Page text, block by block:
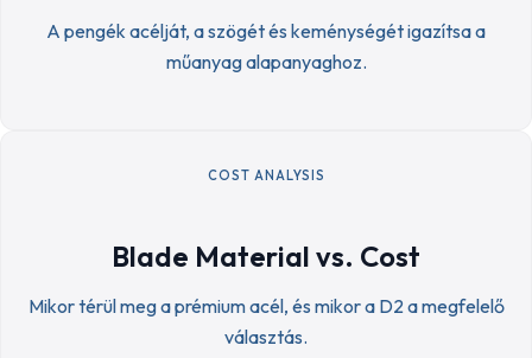
A pengék acélját, a szögét és keménységét igazítsa a
műanyag alapanyaghoz.
COST ANALYSIS
Blade Material vs. Cost
Mikor térül meg a prémium acél, és mikor a D2 a megfelelő
választás.